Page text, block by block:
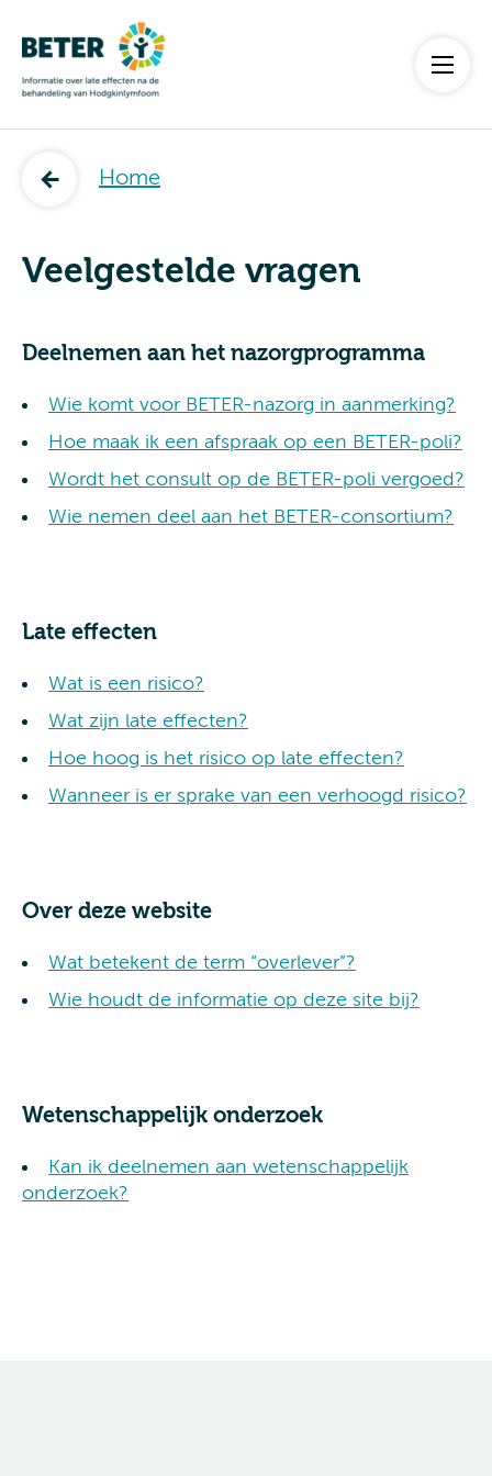
Home
Veelgestelde vragen
Deelnemen aan het nazorgprogramma
Wie komt voor BETER-nazorg in aanmerking?
Hoe maak ik een afspraak op een BETER-poli?
Wordt het consult op de BETER-poli vergoed?
Wie nemen deel aan het BETER-consortium?
Late effecten
Wat is een risico?
Wat zijn late effecten?
Hoe hoog is het risico op late effecten?
Wanneer is er sprake van een verhoogd risico?
Over deze website
Wat betekent de term “overlever”?
Wie houdt de informatie op deze site bij?
Wetenschappelijk onderzoek
Kan ik deelnemen aan wetenschappelijk
onderzoek?